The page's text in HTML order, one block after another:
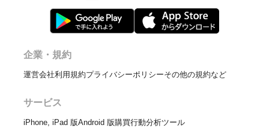
企業・規約
運営会社利用規約プライバシーポリシーその他の規約など
サービス
iPhone, iPad 版Android 版購買行動分析ツール